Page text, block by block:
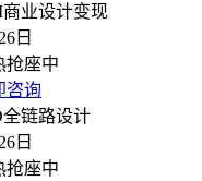
业设计变现
日
抢座中
咨询
链路设计
日
抢座中